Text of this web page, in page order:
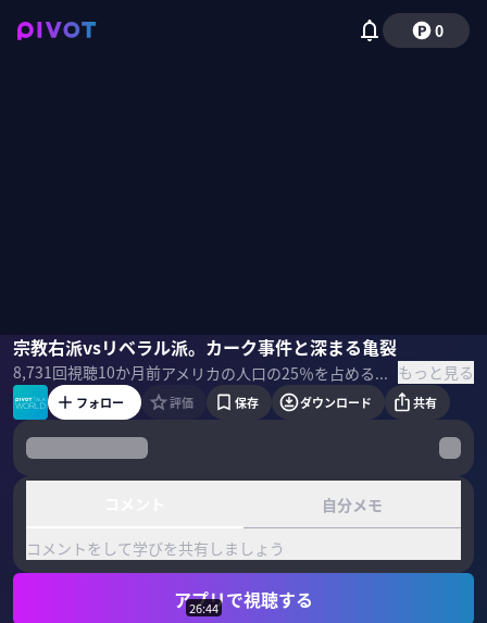
0
宗教右派vsリベラル派。カーク事件と深まる亀裂
8,731回視聴10か月前 アメリカの人口の25％を占めるとも言われる、キリスト教「福音派」。その起源と教えとは何か？チャーリー・カーク殺害とどう関係するのか？そして、なぜトランプを熱狂的に支持するのか？『福音派』の著者である、加藤喜之・立教大学教授に解説してもらった。 ＜ゲスト＞ 加藤喜之｜立教大学文学部教授 専門は思想史、宗教学。プリンストン神学大学院にて博士課程を修了。東京基督教大学准教授やケンブリッジ大学客員フェローなどを経て現在は立教大学で教鞭を執る。ドイツ宗教改革やルネサンス、宗教学に関する著作も手掛ける。 Xのアカウント（@yoshiyuki79） NewsPicksのコラム： もっと見る
加藤喜之佐々木紀彦
フォロー 評価 保存 ダウンロード 共有
自分メモ
コメントをして学びを共有しましょう
アプリで視聴する
26:44